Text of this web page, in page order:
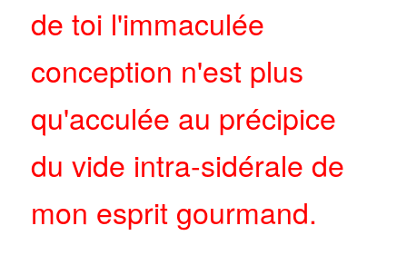
de toi l'immaculée
conception n'est plus
qu'acculée au précipice
du vide intra-sidérale de
mon esprit gourmand.